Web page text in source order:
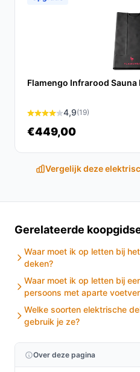
een comfortabele en veilige
Met zijn luxe afwerking,
gebruiksvriendelijke
have voor de koude maanden.
Ontdek alle specificaties
past bij jouw behoeften!
Flamengo Infrarood Sauna
4,9(19)
€449,00
Vergelijk deze
Gerelateerde
Waar moet ik op letten bij
deken?
Waar moet ik op letten bij
persoons met aparte
Welke soorten elektrische
gebruik je ze?
Over deze pagina